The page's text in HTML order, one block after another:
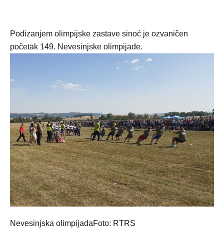
Podizanjem olimpijske zastave sinoć je ozvaničen
početak 149. Nevesinjske olimpijade.
Nevesinjska olimpijadaFoto: RTRS